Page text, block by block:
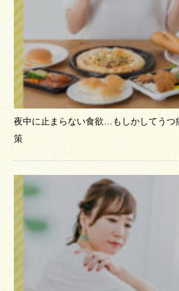
夜中に止まらない食欲…もしかしてうつ
策